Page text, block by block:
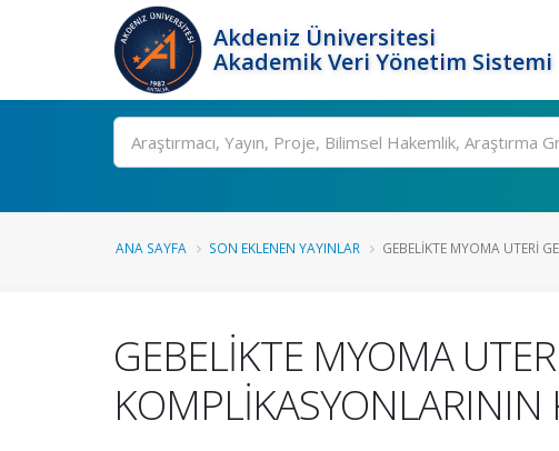
Akdeniz Üniversitesi
Akademik Veri Yönetim Sistemi
Ara
ANA SAYFA SON EKLENEN YAYINLAR GEBELİKTE MYOMA UTERİ
GEBELİKTE MYOMA
KOMPLİKASYONLARININ